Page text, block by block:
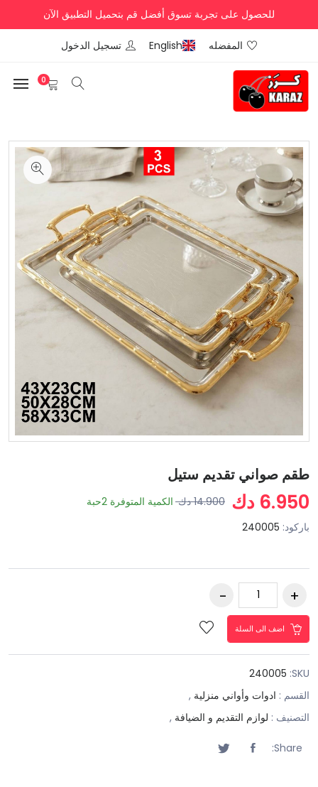
للحصول على تجربة تسوق أفضل قم بتحميل التطبيق الآن
المفضله English تسجيل الدخول
0
طقم صواني تقديم ستيل
6.950 دك 14.900 دك الكمية المتوفرة 2حبة
باركود: 240005
اضف الى السلة
SKU:
240005
القسم : ادوات وأواني منزلية ,
التصنيف : لوازم التقديم و الضيافة ,
Share: